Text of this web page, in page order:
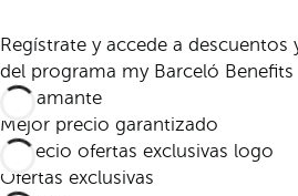
Regístrate y accede a descuentos
del programa my Barceló Benefits
Mejor precio garantizado
Ofertas exclusivas